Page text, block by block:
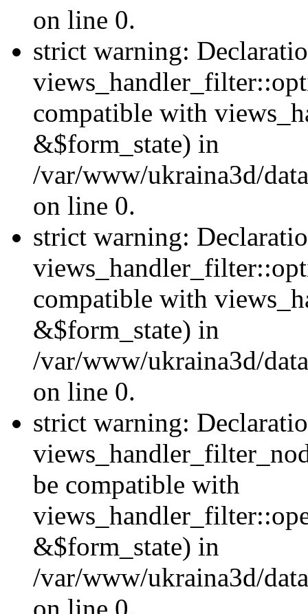
on line 0.
strict warning:
compatible with
&$form_state) in
/var/www/ukraina3d/
on line 0.
strict warning:
compatible with
&$form_state) in
/var/www/ukraina3d/
on line 0.
strict warning:
be compatible with
&$form_state) in
/var/www/ukraina3d/